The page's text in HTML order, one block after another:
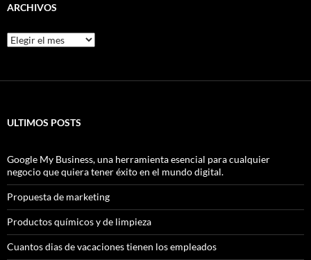
ARCHIVOS
Archivos
ULTIMOS POSTS
Google My Business, una herramienta esencial para cualquier
negocio que quiera tener éxito en el mundo digital.
Propuesta de marketing
Productos químicos y de limpieza
Cuantos dias de vacaciones tienen los empleados